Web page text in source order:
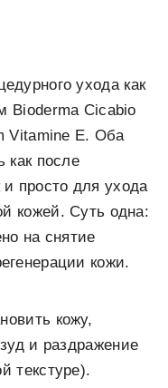
ухода как
Bioderma Cicabio
Vitamine E. Оба
как после
просто для ухода
кожей. Суть одна:
на снятие
кожи.
кожу,
и раздражение
текстуре).